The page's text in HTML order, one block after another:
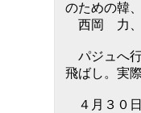
のための韓
西岡 力、
パジュへ
飛ばし。実
４月３０